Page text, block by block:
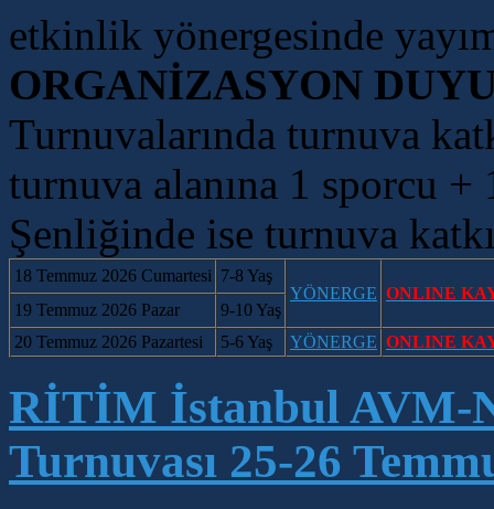
etkinlik yönergesinde
ORGANİZASYON
Turnuvalarında turnuva
turnuva alanına 1 sporcu
Şenliğinde ise turnuva
18 Temmuz 2026 Cumartesi 7-8 Yaş
YÖNERGE ONLINE
19 Temmuz 2026 Pazar
9-10 Yaş
20 Temmuz 2026 Pazartesi
5-6 Yaş YÖNERGE ONLINE
RİTİM İstanbul AVM-
Turnuvası 25-26